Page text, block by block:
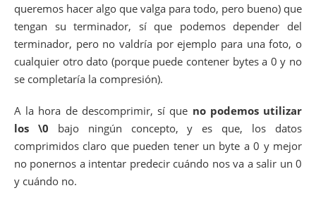
queremos hacer algo que valga para todo, pero bueno) que
tengan su terminador, sí que podemos depender del
terminador, pero no valdría por ejemplo para una foto, o
cualquier otro dato (porque puede contener bytes a 0 y no
se completaría la compresión).
A la hora de descomprimir, sí que no podemos utilizar
los \0 bajo ningún concepto, y es que, los datos
comprimidos claro que pueden tener un byte a 0 y mejor
no ponernos a intentar predecir cuándo nos va a salir un 0
y cuándo no.